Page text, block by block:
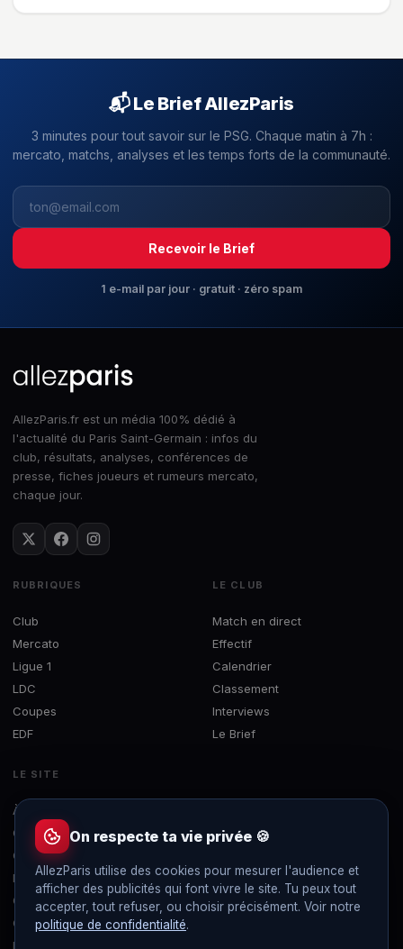
📬 Le Brief AllezParis
3 minutes pour tout savoir sur le PSG. Chaque matin à 7h :
mercato, matchs, analyses et les temps forts de la communauté.
Recevoir le Brief
1 e-mail par jour · gratuit · zéro spam
AllezParis.fr est un média 100% dédié à
l'actualité du Paris Saint-Germain : infos du
club, résultats, analyses, conférences de
presse, fiches joueurs et rumeurs mercato,
chaque jour.
RUBRIQUES
Club
Mercato
Ligue 1
LDC
Coupes
EDF
LE CLUB
Match en direct
Effectif
Calendrier
Classement
Interviews
Le Brief
LE SITE
À propos
Concours
Contact
Mentions légales
Confidentialité
Gérer les cookies
Flux RSS
On respecte ta vie privée 🍪
AllezParis utilise des cookies pour mesurer l'audience et
afficher des publicités qui font vivre le site. Tu peux tout
accepter, tout refuser, ou choisir précisément. Voir notre
politique de confidentialité.